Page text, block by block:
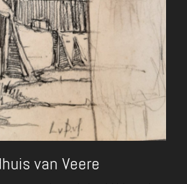
van Veere